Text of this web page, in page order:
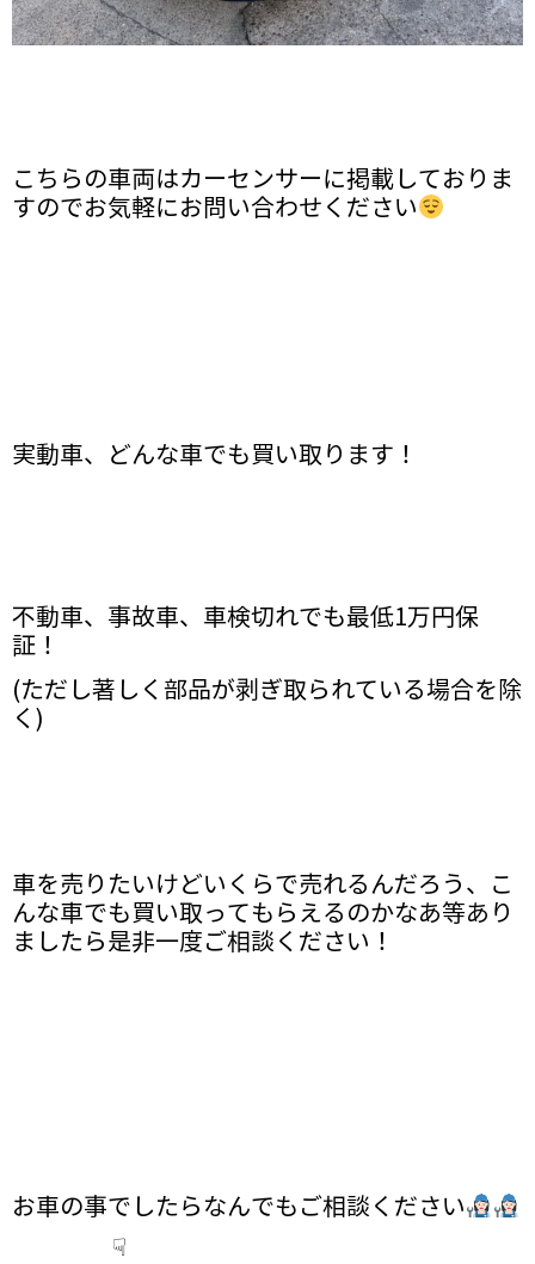
こちらの車両はカーセンサーに掲載しておりま
すのでお気軽にお問い合わせください
実動車、どんな車でも買い取ります！
不動車、事故車、車検切れでも最低1万円保
証！
(ただし著しく部品が剥ぎ取られている場合を除
く)
車を売りたいけどいくらで売れるんだろう、こ
んな車でも買い取ってもらえるのかなあ等あり
ましたら是非一度ご相談ください！
お車の事でしたらなんでもご相談ください
☟